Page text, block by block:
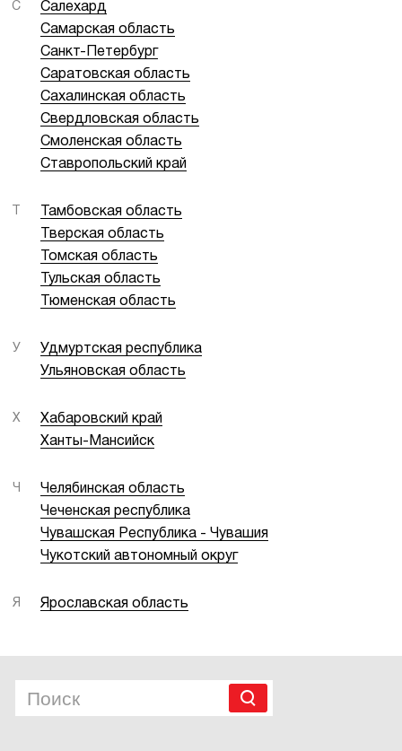
С
Салехард
Самарская область
Санкт-Петербург
Саратовская область
Сахалинская область
Свердловская область
Смоленская область
Ставропольский край
Тамбовская область
Тверская область
Томская область
Тульская область
Тюменская область
У
Удмуртская республика
Ульяновская область
Х
Хабаровский край
Ханты-Мансийск
Ч
Челябинская область
Чеченская республика
Чувашская Республика - Чувашия
Чукотский автономный округ
Я Ярославская область